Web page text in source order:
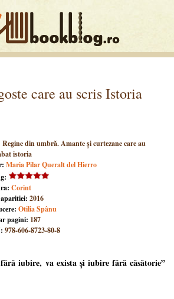
care au scris Istoria
Regine din umbră. Amante și curtezane care au
istoria
Maria Pilar Queralt del Hierro
Corint
2016
Otilia Spânu
pagini: 187
978-606-8723-80-8
fără iubire, va exista și iubire fără căsătorie”